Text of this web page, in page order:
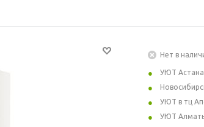
Нет в
УЮТ Астана
УЮТ в тц
УЮТ